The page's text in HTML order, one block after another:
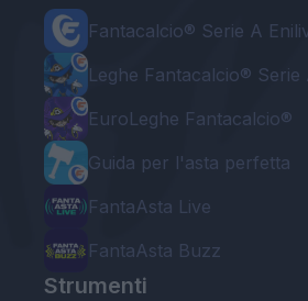
Fantacalcio® Serie A
Leghe Fantacalcio® Serie
EuroLeghe Fantacalcio®
Guida per l'asta perfetta
FantaAsta Live
FantaAsta Buzz
Strumenti